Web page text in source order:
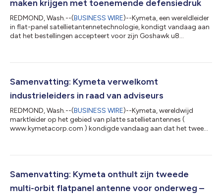
maken krijgen met toenemende defensiedruk
REDMOND, Wash.--(BUSINESS WIRE)--Kymeta, een wereldleider
in flat-panel satellietantennetechnologie, kondigt vandaag aan
dat het bestellingen accepteert voor zijn Goshawk u8
aan flexibiliteit van satellietnetwerken en open
garanderen, biedt de Goshawk u8 een cruciale oplossing in een
tijd waarin geallieerd...
Samenvatting: Kymeta verwelkomt
industrieleiders in raad van adviseurs
REDMOND, Wash.--(BUSINESS WIRE)--Kymeta, wereldwijd
marktleider op het gebied van platte satellietantennes (
www.kymetacorp.com ) kondigde vandaag aan dat het twee
James Geurts, bij de meesten bekend als Hondo, heeft meer dan
waaronder als onderminister van de Marine, de op één na
hoogste burger van het minister...
Samenvatting: Kymeta onthult zijn tweede
multi-orbit flatpanel antenne voor onderweg –